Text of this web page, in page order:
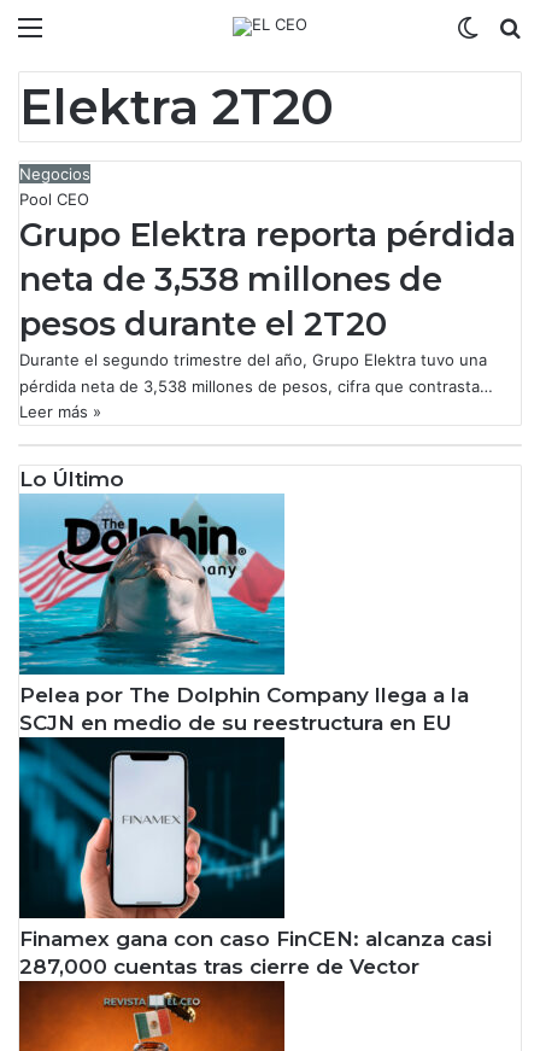
Elektra 2T20
Negocios
Pool CEO
Grupo Elektra reporta pérdida
neta de 3,538 millones de
pesos durante el 2T20
Durante el segundo trimestre del año, Grupo Elektra tuvo una
pérdida neta de 3,538 millones de pesos, cifra que contrasta…
Leer más »
Lo Último
Pelea por The Dolphin Company llega a la
SCJN en medio de su reestructura en EU
Finamex gana con caso FinCEN: alcanza casi
287,000 cuentas tras cierre de Vector